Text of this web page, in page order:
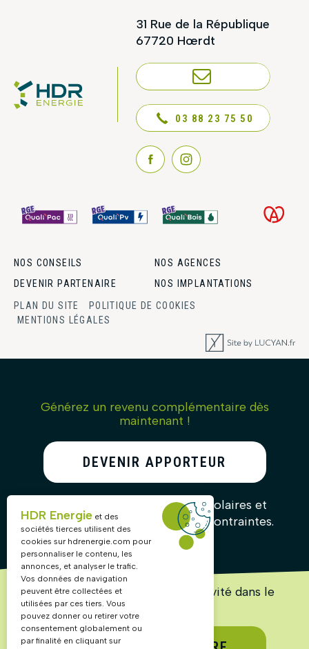
31 Rue de la République
67720 Hœrdt
NOUS CONTACTER
03 88 23 75 50
NOS CONSEILS
NOS AGENCES
DEVENIR PARTENAIRE
NOS IMPLANTATIONS
PLAN DU SITE
POLITIQUE DE COOKIES
MENTIONS LÉGALES
Générez un revenu complémentaire dès
maintenant !
DEVENIR APPORTEUR
D’AFFAIRES
Recommandez nos solutions solaires et
gagnez des commissions sans contraintes.
Lancez ou accélérez votre activité dans le
HDR Energie et des
sociétés tierces utilisent des
cookies sur hdrenergie.com pour
personnaliser le contenu, les
annonces, et analyser le trafic.
Vos données de navigation
peuvent être collectées et
utilisées par ces tiers. Vous
pouvez donner ou retirer votre
consentement globalement ou
par finalité en cliquant sur